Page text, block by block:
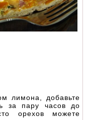
лимона, добавьте
за пару часов до
орехов можете